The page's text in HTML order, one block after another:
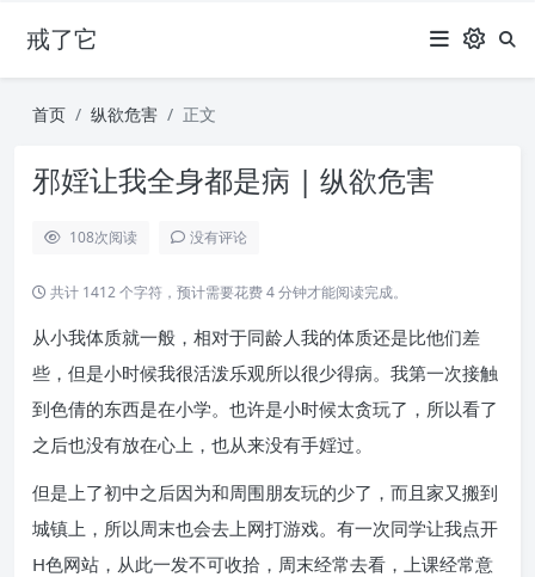
戒了它
首页 纵欲危害 正文
邪婬让我全身都是病 | 纵欲危害
108次阅读 没有评论
共计 1412 个字符，预计需要花费 4 分钟才能阅读完成。
从小我体质就一般，相对于同龄人我的体质还是比他们差
些，但是小时候我很活泼乐观所以很少得病。我第一次接触
到色倩的东西是在小学。也许是小时候太贪玩了，所以看了
之后也没有放在心上，也从来没有手婬过。
但是上了初中之后因为和周围朋友玩的少了，而且家又搬到
城镇上，所以周末也会去上网打游戏。有一次同学让我点开
H色网站，从此一发不可收拾，周末经常去看，上课经常意